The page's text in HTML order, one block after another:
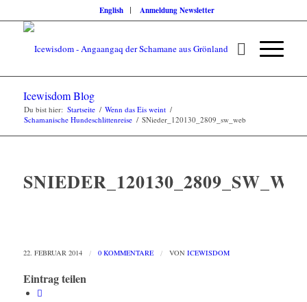
English Anmeldung Newsletter
Icewisdom Blog
Du bist hier: Startseite / Wenn das Eis weint /
Schamanische Hundeschlittenreise / SNieder_120130_2809_sw_web
22. FEBRUAR 2014 / 0 KOMMENTARE / VON ICEWISDOM
Eintrag teilen